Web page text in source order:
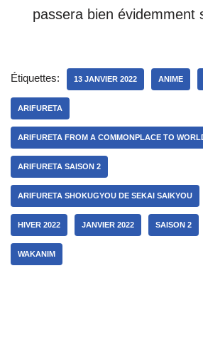
passera bien évidemment
Étiquettes: 13 JANVIER 2022 ANIME
ARIFURETA
ARIFURETA FROM A COMMONPLACE TO
ARIFURETA SAISON 2
ARIFURETA SHOKUGYOU DE SEKAI SAIKYOU
HIVER 2022 JANVIER 2022 SAISON 2
WAKANIM